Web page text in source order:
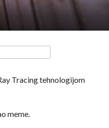
Tracing tehnologijom
meme.